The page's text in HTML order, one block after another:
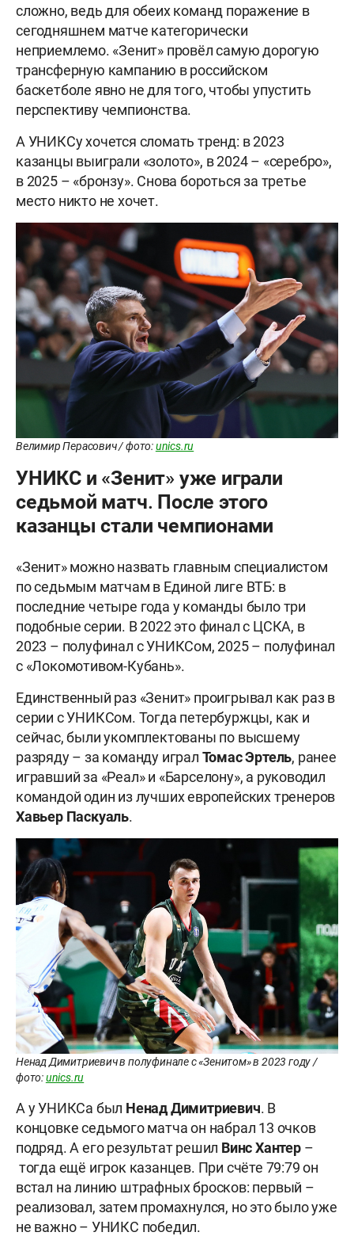
сложно, ведь для обеих команд поражение в
сегодняшнем матче категорически
неприемлемо. «Зенит» провёл самую дорогую
трансферную кампанию в российском
баскетболе явно не для того, чтобы упустить
перспективу чемпионства.
А УНИКСу хочется сломать тренд: в 2023
казанцы выиграли «золото», в 2024 – «серебро»,
в 2025 – «бронзу». Снова бороться за третье
место никто не хочет.
Велимир Перасович / фото:unics.ru
УНИКС и «Зенит» уже играли
седьмой матч. После этого
казанцы стали чемпионами
«Зенит» можно назвать главным специалистом
по седьмым матчам в Единой лиге ВТБ: в
последние четыре года у команды было три
подобные серии. В 2022 это финал с ЦСКА, в
2023 – полуфинал с УНИКСом, 2025 – полуфинал
с «Локомотивом-Кубань».
Единственный раз «Зенит» проигрывал как раз в
серии с УНИКСом. Тогда петербуржцы, как и
сейчас, были укомплектованы по высшему
разряду – за команду играл ТомасЭртель, ранее
игравший за «Реал» и «Барселону», а руководил
командой один из лучших европейских тренеров
Хавьер Паскуаль.
Ненад Димитриевич в полуфинале с «Зенитом» в 2023 году /
фото:unics.ru
А у УНИКСа был НенадДимитриевич. В
концовке седьмого матча он набрал 13 очков
подряд. А его результат решил ВинсХантер –
тогда ещё игрок казанцев. При счёте 79:79 он
встал на линию штрафных бросков: первый –
реализовал, затем промахнулся, но это было уже
не важно – УНИКС победил.